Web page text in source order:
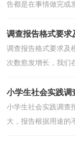
告都是在事情做完或
调查报告格式要求
调查报告格式要求及
次数愈发增长，我们
小学生社会实践调
小学生社会实践调查
大，报告根据用途的